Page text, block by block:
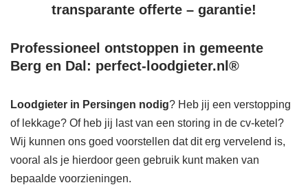
transparante offerte – garantie!
Professioneel ontstoppen in gemeente
Berg en Dal: perfect-loodgieter.nl®
Loodgieter in Persingen nodig? Heb jij een verstopping
of lekkage? Of heb jij last van een storing in de cv-ketel?
Wij kunnen ons goed voorstellen dat dit erg vervelend is,
vooral als je hierdoor geen gebruik kunt maken van
bepaalde voorzieningen.